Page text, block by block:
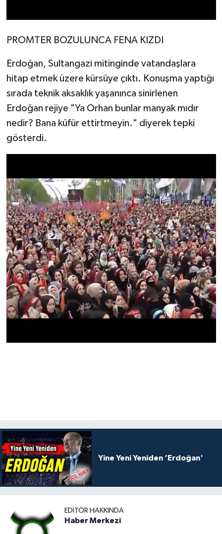
PROMTER BOZULUNCA FENA KIZDI
Erdoğan, Sultangazi mitinginde vatandaşlara
hitap etmek üzere kürsüye çıktı. Konuşma yaptığı
sırada teknik aksaklık yaşanınca sinirlenen
Erdoğan rejiye "Ya Orhan bunlar manyak mıdır
nedir? Bana küfür ettirtmeyin." diyerek tepki
gösterdi.
Yine Yeni Yeniden ‘Erdoğan'
EDITÖR HAKKINDA
Haber Merkezi